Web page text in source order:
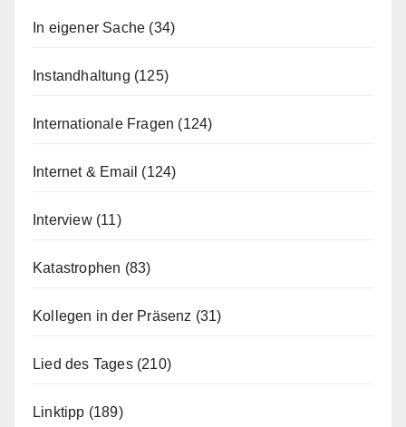
In eigener Sache (34)
Instandhaltung (125)
Internationale Fragen (124)
Internet & Email (124)
Interview(11)
Katastrophen (83)
Kollegen in der Präsenz (31)
Lied des Tages(210)
Linktipp (189)